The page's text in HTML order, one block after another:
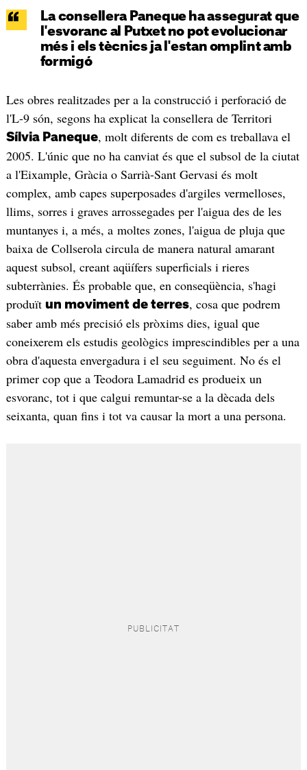
La consellera Paneque ha assegurat que
l'esvoranc al Putxet no pot evolucionar
més i els tècnics ja l'estan omplint amb
formigó
Les obres realitzades per a la construcció i perforació de
l'L-9 són, segons ha explicat la consellera de Territori
Sílvia Paneque, molt diferents de com es treballava el
2005. L'únic que no ha canviat és que el subsol de la ciutat
a l'Eixample, Gràcia o Sarrià-Sant Gervasi és molt
complex, amb capes superposades d'argiles vermelloses,
llims, sorres i gravesarrossegades per l'aigua des de les
muntanyes i, a més, a moltes zones, l'aigua de pluja que
baixa de Collserola circula de manera natural amarant
aquest subsol, creant aqüífers superficials i rieres
subterrànies. És probable que, en conseqüència, s'hagi
produït un moviment de terres, cosa que podrem
saber amb més precisió els pròxims dies, igual que
coneixerem els estudis geològics imprescindibles per a una
obra d'aquesta envergadura i el seu seguiment. No és el
primer cop que a Teodora Lamadrid es produeix un
esvoranc, tot i que calgui remuntar-se a la dècada dels
seixanta, quan fins i tot va causar la mort a una persona.